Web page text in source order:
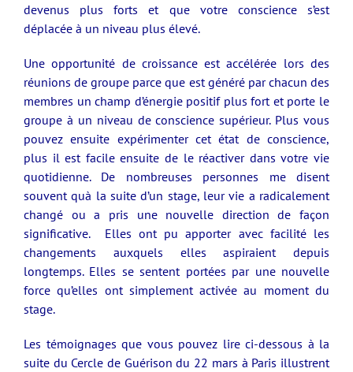
devenus plus forts et que votre conscience s’est
déplacée à un niveau plus élevé.
Une opportunité de croissance est accélérée lors des
réunions de groupe parce que est généré par chacun des
membres un champ d’énergie positif plus fort et porte le
groupe à un niveau de conscience supérieur. Plus vous
pouvez ensuite expérimenter cet état de conscience,
plus il est facile ensuite de le réactiver dans votre vie
quotidienne. De nombreuses personnes me disent
souvent quà la suite d’un stage, leur vie a radicalement
changé ou a pris une nouvelle direction de façon
significative. Elles ont pu apporter avec facilité les
changements auxquels elles aspiraient depuis
longtemps. Elles se sentent portées par une nouvelle
force qu’elles ont simplement activée au moment du
stage.
Les témoignages que vous pouvez lire ci-dessous à la
suite du Cercle de Guérison du 22 mars à Paris illustrent